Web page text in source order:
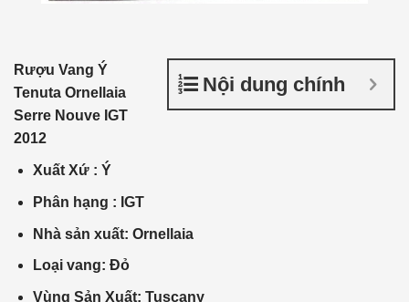
Nội dung chính
Rượu Vang Ý
Tenuta Ornellaia
Serre Nouve IGT
2012
Xuất Xứ : Ý
Phân hạng : IGT
Nhàsản xuất: Ornellaia
Loại vang: Đỏ
Vùng Sản Xuất: Tuscany